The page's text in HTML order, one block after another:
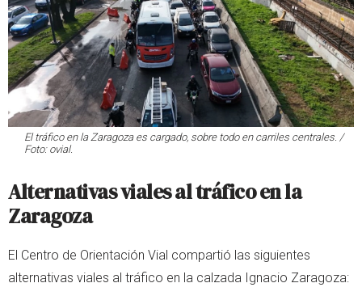
El tráfico en la Zaragoza es cargado, sobre todo en carriles centrales. /
Foto: ovial.
Alternativas viales al tráfico en la
Zaragoza
El Centro de Orientación Vial compartió las siguientes
alternativas viales al tráfico en la calzada Ignacio Zaragoza: